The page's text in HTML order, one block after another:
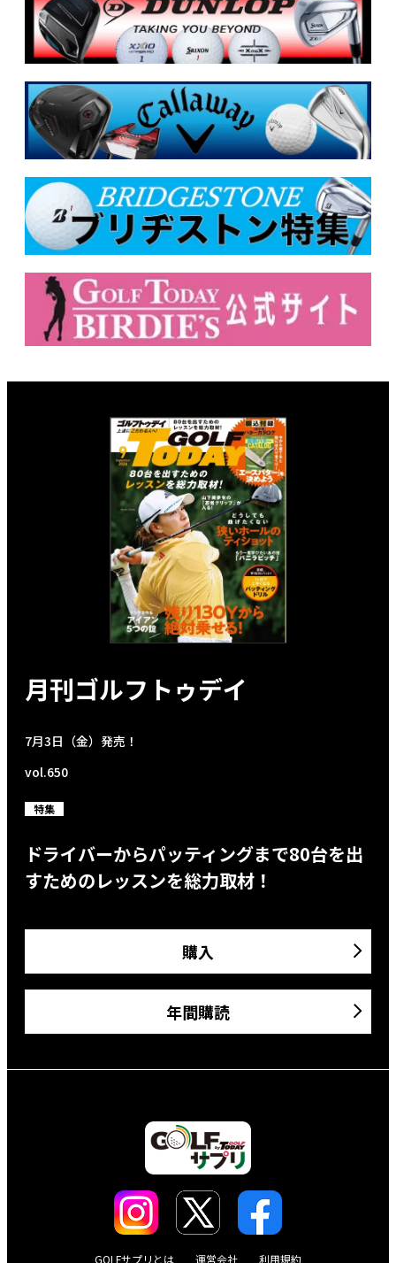
月刊ゴルフトゥデイ
7月3日（金）発売！
vol.650
特集
ドライバーからパッティングまで80台を出
すためのレッスンを総力取材！
購入
年間購読
GOLFサプリとは 運営会社 利用規約